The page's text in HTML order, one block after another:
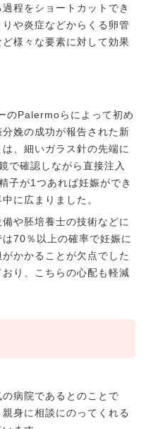
程をショートカットでき
や炎症などからくる卵管
様々な要素に対して効果
のPalermoらによって初め
娩の成功が報告された新
、細いガラス針の先端に
で確認しながら直接注入
子が1つあれば妊娠ができ
に広まりました。
や胚培養士の技術などに
70％以上の確率で妊娠に
かかることが欠点でした
り、こちらの心配も軽減
病院であるとのことで
身に相談にのってくれる